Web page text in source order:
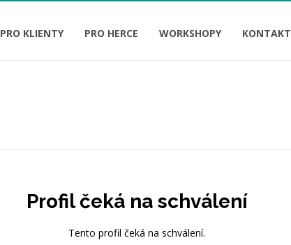
PRO KLIENTY PRO HERCE WORKSHOPY KONTAKT
Profil čeká na schválení
Tento profil čeká na schválení.